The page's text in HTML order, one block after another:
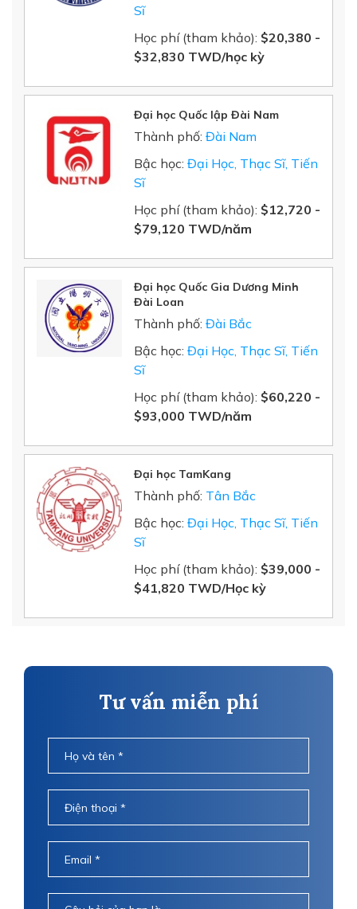
Sĩ
Học phí (tham khảo): $20,380 -
$32,830 TWD/học kỳ
Đại học Quốc lập Đài Nam
Thành phố: Đài Nam
Bậc học: Đại Học, Thạc Sĩ, Tiến
Sĩ
Học phí (tham khảo): $12,720 -
$79,120 TWD/năm
Đại học Quốc Gia Dương Minh
Đài Loan
Thành phố: Đài Bắc
Bậc học: Đại Học, Thạc Sĩ, Tiến
Sĩ
Học phí (tham khảo): $60,220 -
$93,000 TWD/năm
Đại học TamKang
Thành phố: Tân Bắc
Bậc học: Đại Học, Thạc Sĩ, Tiến
Sĩ
Học phí (tham khảo): $39,000 -
$41,820 TWD/Học kỳ
Tư vấn miễn phí